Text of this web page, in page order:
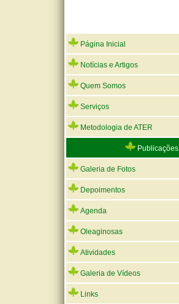
Página Inicial
Notícias e Artigos
Quem Somos
Serviços
Metodologia de ATER
Publicações
Galeria de Fotos
Depoimentos
Agenda
Oleaginosas
Atividades
Galeria de Vídeos
Links